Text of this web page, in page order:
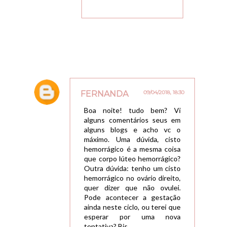
FERNANDA 09/04/2018, 18:30
Boa noite! tudo bem? Vi
alguns comentários seus em
alguns blogs e acho vc o
máximo. Uma dúvida, cisto
hemorrágico é a mesma coisa
que corpo lúteo hemorrágico?
Outra dúvida: tenho um cisto
hemorrágico no ovário direito,
quer dizer que não ovulei.
Pode acontecer a gestação
ainda neste ciclo, ou terei que
esperar por uma nova